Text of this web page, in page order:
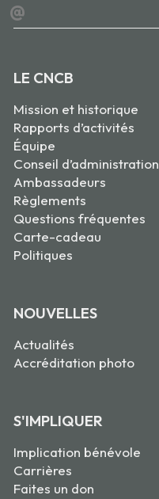
@
LE CNCB
Mission et historique
Rapports d’activités
Équipe
Conseil d’administration
Ambassadeurs
Règlements
Questions fréquentes
Carte-cadeau
Politiques
NOUVELLES
Actualités
Accréditation photo
S'IMPLIQUER
Implication bénévole
Carrières
Faites un don